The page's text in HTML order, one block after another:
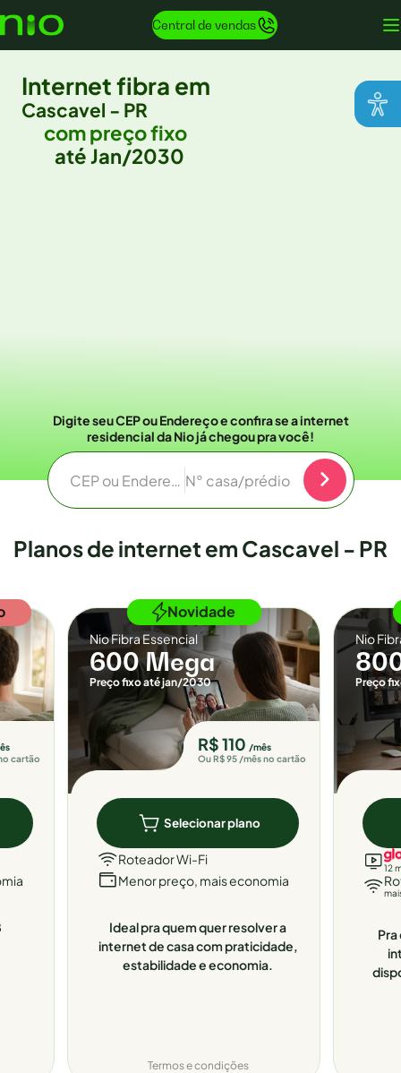
Central de vendas
Internet fibra em
Cascavel - PR
com preço fixo
até Jan/2030
Digite seu CEP ou Endereço e confira se a internet
residencial da Nio já chegou pra você!
CEP ou EndereçoN° casa/prédio
Planos de internet em Cascavel - PR
cartão
Novidade
Nio Fibra Essencial
600 Mega
Preço fixo até jan/2030
R$ 110 /mês
Ou R$ 95 /mês no cartão
Selecionar plano
Roteador Wi-Fi
Menor preço, mais economia
Ideal pra quem quer resolver a
internet de casa com praticidade,
estabilidade e economia.
Termos e condições
Nio
Preço
12